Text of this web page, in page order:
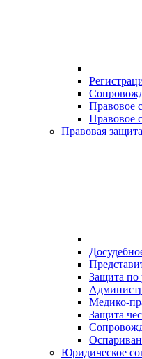
Правовое
Правовое
Правовая
Защита по
Медико-
Защита
Юридическое